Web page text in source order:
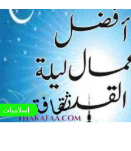
إسلاميات